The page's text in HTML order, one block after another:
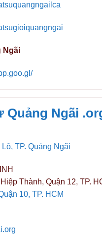
Ngãi
Quảng Ngãi
TP. Quảng Ngãi
Thành, Quận 12, TP.
10, TP. HCM